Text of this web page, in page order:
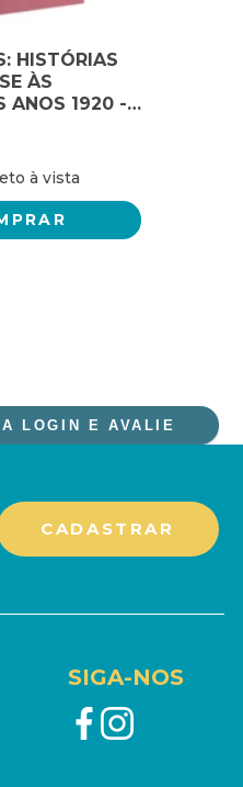
HISTÓRIAS
ÀS
ANOS 1920 -
DE
LOGIN E AVALIE
SIGA-NOS